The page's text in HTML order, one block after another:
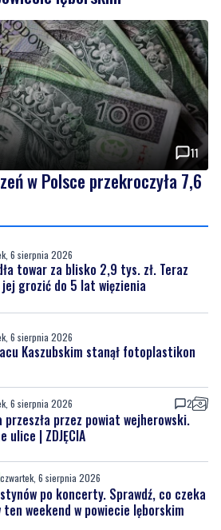
11
w Polsce przekroczyła 7,6
6 sierpnia 2026
towar za blisko 2,9 tys. zł. Teraz
jej grozić do 5 lat więzienia
6 sierpnia 2026
Kaszubskim stanął fotoplastikon
6 sierpnia 2026 2
przeszła przez powiat wejherowski.
ulice | ZDJĘCIA
czwartek, 6 sierpnia 2026
po koncerty. Sprawdź, co czeka
ten weekend w powiecie lęborskim